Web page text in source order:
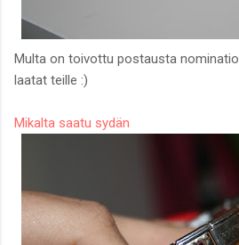
Multa on toivottu postausta
laatat teille :)
Mikalta saatu sydän